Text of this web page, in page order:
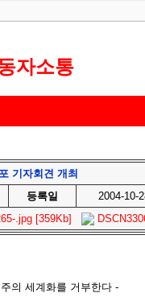
자소통
기자회견 개최
등록일 2004-10-
.jpg [359Kb]
의 세계화를 거부한다 -